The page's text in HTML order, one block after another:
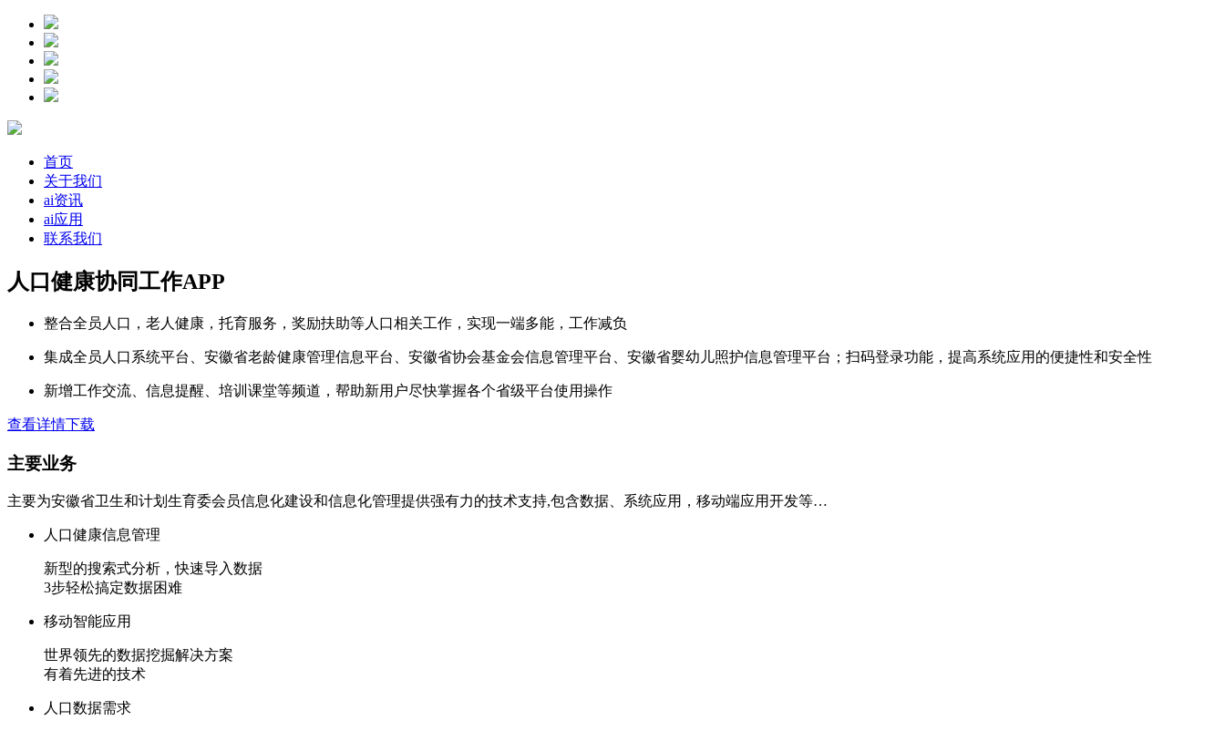
首页
关于我们
ai资讯
ai应用
联系我们
人口健康协同工作APP
整合全员人口，老人健康，托育服务，奖励扶助等人口相关工作，实现一端多能，工作减负
集成全员人口系统平台、安徽省老龄健康管理信息平台、安徽省协会基金会信息管理平台、安徽省婴幼儿照护信息管理平台；扫码登录功能，提高系统应用的便捷性和安全性
新增工作交流、信息提醒、培训课堂等频道，帮助新用户尽快掌握各个省级平台使用操作
查看详情下载
主要业务
主要为安徽省卫生和计划生育委会员信息化建设和信息化管理提供强有力的技术支持,包含数据、系统应用，移动端应用开发等…
人口健康信息管理
新型的搜索式分析，快速导入数据
3步轻松搞定数据困难
移动智能应用
世界领先的数据挖掘解决方案
有着先进的技术
人口数据需求